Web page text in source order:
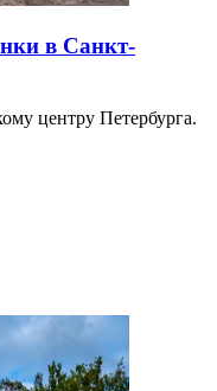
в Санкт-
центру Петербурга.